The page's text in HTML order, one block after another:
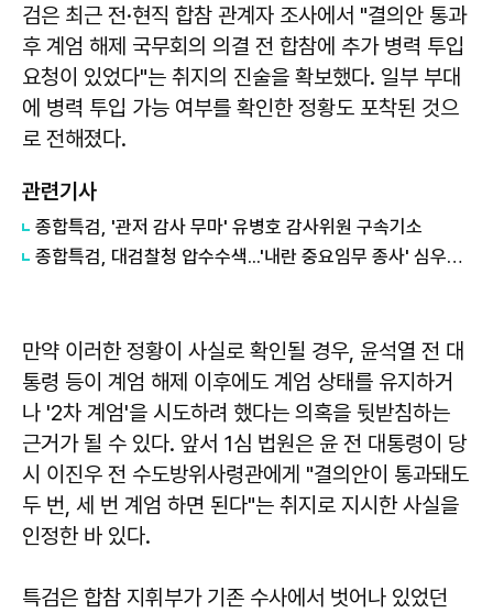
검은 최근 전·현직 합참 관계자 조사에서 "결의안 통과
후 계엄 해제 국무회의 의결 전 합참에 추가 병력 투입
요청이 있었다"는 취지의 진술을 확보했다. 일부 부대
에 병력 투입 가능 여부를 확인한 정황도 포착된 것으
로 전해졌다.
관련기사
종합특검, '관저 감사 무마' 유병호 감사위원 구속기소
종합특검, 대검찰청 압수수색...'내란 중요임무 종사' 심우정 관련 수사
만약 이러한 정황이 사실로 확인될 경우, 윤석열 전 대
통령 등이 계엄 해제 이후에도 계엄 상태를 유지하거
나 '2차 계엄'을 시도하려 했다는 의혹을 뒷받침하는
근거가 될 수 있다. 앞서 1심 법원은 윤 전 대통령이 당
시 이진우 전 수도방위사령관에게 "결의안이 통과돼도
두 번, 세 번 계엄 하면 된다"는 취지로 지시한 사실을
인정한 바 있다.
특검은 합참 지휘부가 기존 수사에서 벗어나 있었던